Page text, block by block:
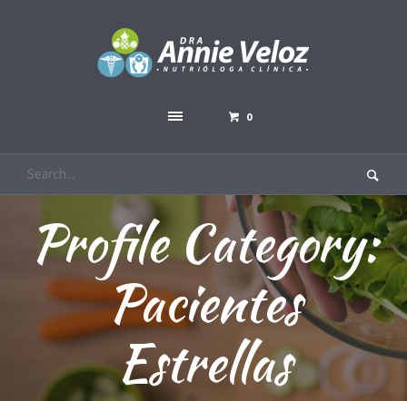
0
Profile Category:
Pacientes
Estrellas